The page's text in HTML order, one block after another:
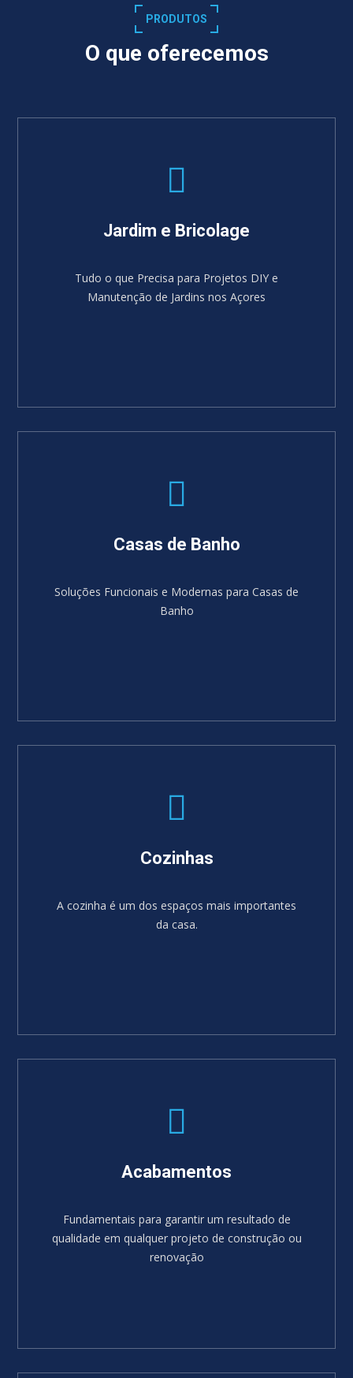
PRODUTOS
O que oferecemos
Jardim e Bricolage
Tudo o que Precisa para Projetos DIY e
Manutenção de Jardins nos Açores
Casas de Banho
Soluções Funcionais e Modernas para Casas de
Banho
Cozinhas
A cozinha é um dos espaços mais importantes
da casa.
Acabamentos
Fundamentais para garantir um resultado de
qualidade em qualquer projeto de construção ou
renovação
SABER MAIS